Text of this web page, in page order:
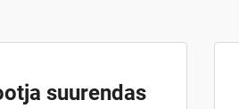
suurendas